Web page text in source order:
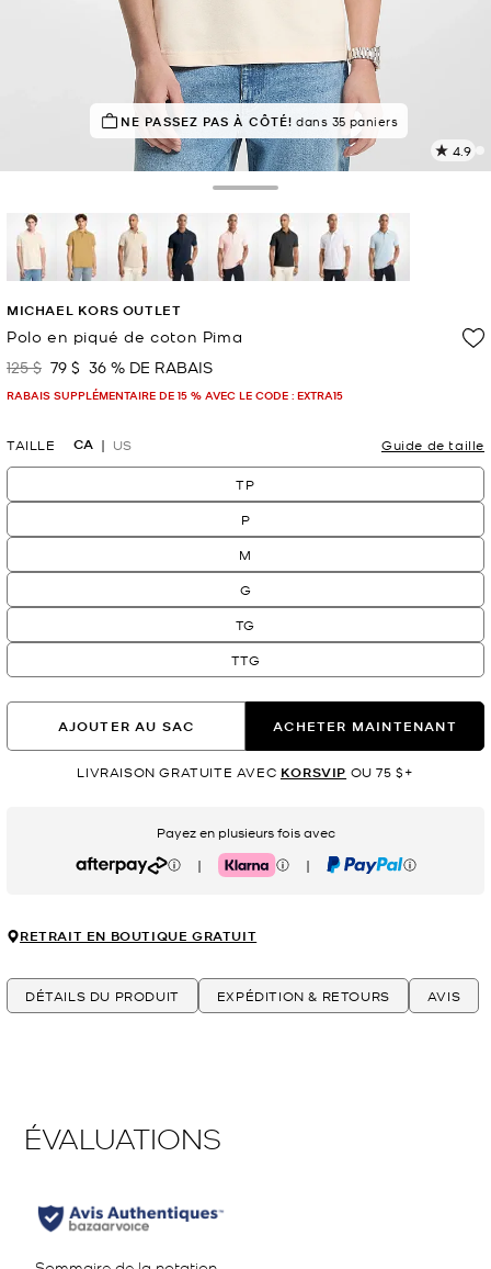
EN DEMANDE ! 16 vendus
NE PASSEZ PAS À CÔTÉ! dans 35 paniers
4.9
MICHAEL KORS OUTLET
Polo en piqué de coton Pima
était
125 $ maintenant
79 $ 36 % DE RABAIS
RABAIS SUPPLÉMENTAIRE DE 15 % AVEC LE CODE : EXTRA15
TAILLE CA US Guide de taille
TP
P
M
G
TG
TTG
AJOUTER AU SAC ACHETER MAINTENANT
LIVRAISON GRATUITE AVEC KORSVIP OU 75 $+
Payez en plusieurs fois avec
Afterpay | Klarna | PayPal
RETRAIT EN BOUTIQUE GRATUIT
DÉTAILS DU PRODUIT EXPÉDITION & RETOURS AVIS